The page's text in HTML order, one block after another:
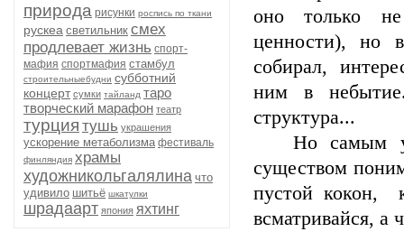
природа рисунки роспись по ткани
рускеа светильник смех
продлевает жизнь спорт-
мафия спортмафия стамбул
строительныебудни субботний
концерт сумки тайланд таро
творческий марафон театр
турция тушь украшения
ускорение метаболизма фестиваль
финляндия храмы
художникольгалялина что
удивило шитьё шкатулки
шрадаарт япония яхтинг
оно только не
ценности), но
собирал,
ним в
структура...
Но самым
существом
пустой кокон,
всматривайся, а